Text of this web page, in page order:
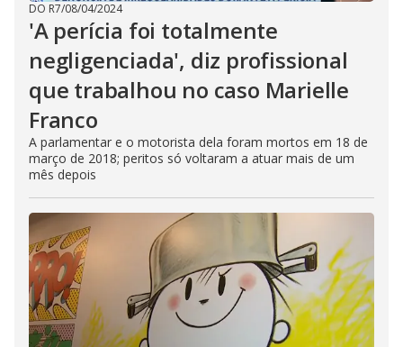
DO R7/08/04/2024
'A perícia foi totalmente
negligenciada', diz profissional
que trabalhou no caso Marielle
Franco
A parlamentar e o motorista dela foram mortos em 18 de
março de 2018; peritos só voltaram a atuar mais de um
mês depois